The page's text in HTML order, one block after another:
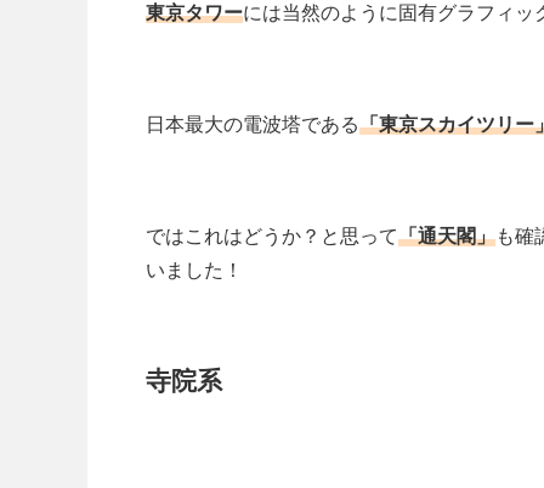
東京タワーには当然のように固有グラフィッ
日本最大の電波塔である「東京スカイツリー
ではこれはどうか？と思って「通天閣」も確
いました！
寺院系